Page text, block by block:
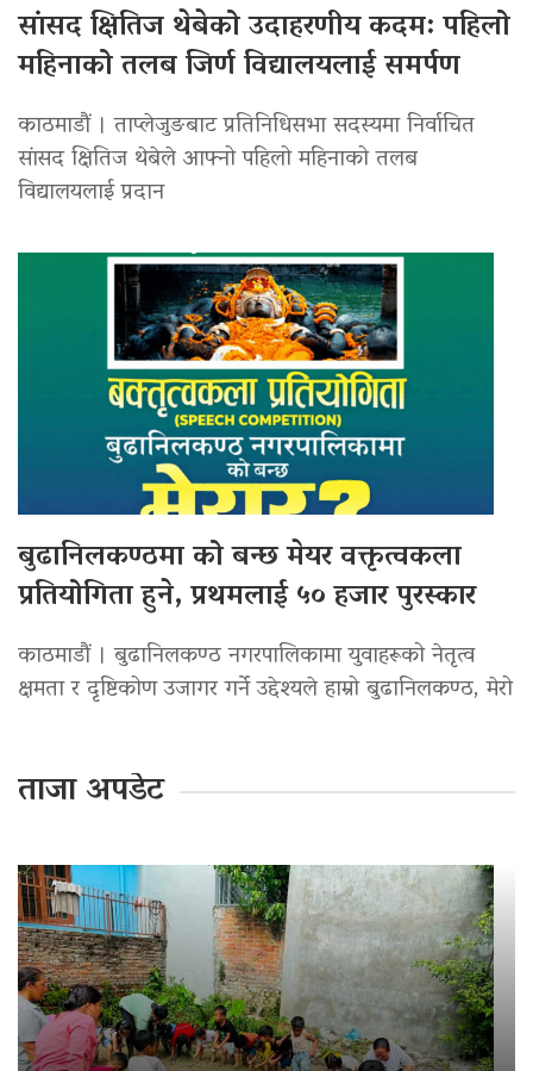
सांसद क्षितिज थेबेको उदाहरणीय कदम: पहिलो
महिनाको तलब जिर्ण विद्यालयलाई समर्पण
काठमाडौं । ताप्लेजुङबाट प्रतिनिधिसभा सदस्यमा निर्वाचित
सांसद क्षितिज थेबेले आफ्नो पहिलो महिनाको तलब
विद्यालयलाई प्रदान
बुढानिलकण्ठमा को बन्छ मेयर वक्तृत्वकला
प्रतियोगिता हुने, प्रथमलाई ५० हजार पुरस्कार
काठमाडौं । बुढानिलकण्ठ नगरपालिकामा युवाहरूको नेतृत्व
क्षमता र दृष्टिकोण उजागर गर्ने उद्देश्यले हाम्रो बुढानिलकण्ठ, मेरो
ताजा अपडेट